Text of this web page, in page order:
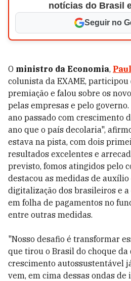
notícias do Brasil
Seguir no
O ministro da Economia,
colunista da EXAME, participou
premiação e falou sobre os
pelas empresas e pelo
ano passado com crescimento
ano que o país decolaria",
estava na pista, com dois
resultados excelentes e
previsto, fomos atingidos pelo
destacou as medidas de
digitalização dos brasileiros e a
em folha de pagamentos no
entre outras medidas.
"Nosso desafio é transformar
que tirou o Brasil do choque
crescimento autossustentável
vem, em cima dessas ondas